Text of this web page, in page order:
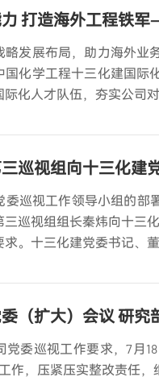
打造海外工程铁
略发展布局，助力海外业
国化学工程十三化建国际
化人才队伍，夯实公司
巡视组向十三化建
巡视工作领导小组的部
巡视组组长秦炜向十三
。十三化建党委书记、
（扩大）会议 研究
党委巡视工作要求，7月
作，压紧压实整改责任